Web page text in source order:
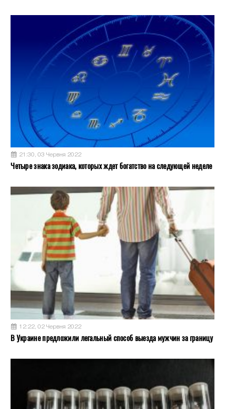
21:30, 03 Червня 2022
Четыре знака зодиака, которых ждет богатство на следующей неделе
12:22, 02 Червня 2022
В Украине предложили легальный способ выезда мужчин за границу